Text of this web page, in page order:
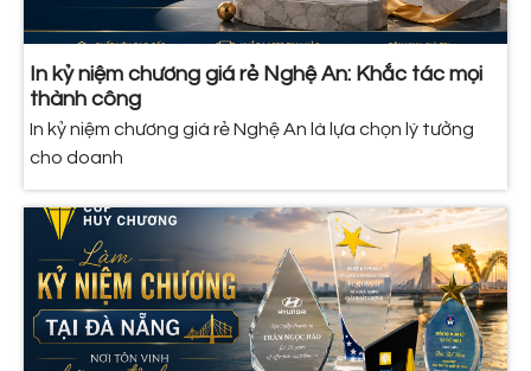
In kỷ niệm chương giá rẻ Nghệ An: Khắc tác mọi
thành công
In kỷ niệm chương giá rẻ Nghệ An là lựa chọn lý tưởng
cho doanh